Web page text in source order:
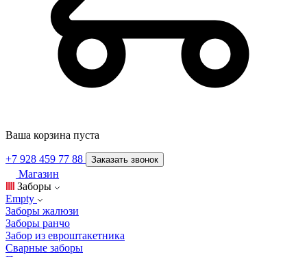
Ваша корзина пуста
+7 928 459 77 88 Заказать звонок
Магазин
Заборы
Empty
Заборы жалюзи
Заборы ранчо
Забор из евроштакетника
Сварные заборы